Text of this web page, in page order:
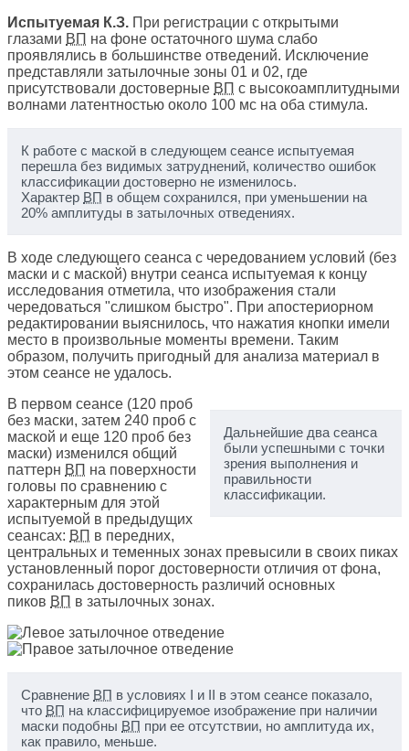
Испытуемая К.З. При регистрации с открытыми
глазами ВП на фоне остаточного шума слабо
проявлялись в большинстве отведений. Исключение
представляли затылочные зоны 01 и 02, где
присутствовали достоверные ВП с высокоамплитудными
волнами латентностью около 100 мс на оба стимула.
К работе с маской в следующем сеансе испытуемая
перешла без видимых затруднений, количество ошибок
классификации достоверно не изменилось.
Характер ВП в общем сохранился, при уменьшении на
20% амплитуды в затылочных отведениях.
В ходе следующего сеанса с чередованием условий (без
маски и с маской) внутри сеанса испытуемая к концу
исследования отметила, что изображения стали
чередоваться "слишком быстро". При апостериорном
редактировании выяснилось, что нажатия кнопки имели
место в произвольные моменты времени. Таким
образом, получить пригодный для анализа материал в
этом сеансе не удалось.
Дальнейшие два сеанса
были успешными с точки
зрения выполнения и
правильности
классификации.
В первом сеансе (120 проб
без маски, затем 240 проб с
маской и еще 120 проб без
маски) изменился общий
паттерн ВП на поверхности
головы по сравнению с
характерным для этой
испытуемой в предыдущих
сеансах: ВП в передних,
центральных и теменных зонах превысили в своих пиках
установленный порог достоверности отличия от фона,
сохранилась достоверность различий основных
пиков ВП в затылочных зонах.
Сравнение ВП в условиях I и II в этом сеансе показало,
что ВП на классифицируемое изображение при наличии
маски подобны ВП при ее отсутствии, но амплитуда их,
как правило, меньше.